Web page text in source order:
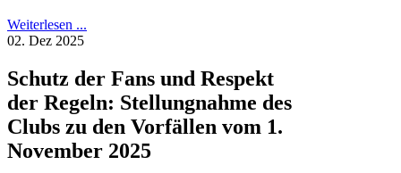
Weiterlesen ...
02. Dez 2025
Schutz der Fans und Respekt
der Regeln: Stellungnahme des
Clubs zu den Vorfällen vom 1.
November 2025